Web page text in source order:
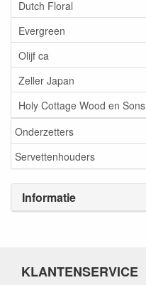
Dutch Floral
Evergreen
Olijf ca
Zeller Japan
Holy Cottage Wood en Sons
Onderzetters
Servettenhouders
Informatie
KLANTENSERVICE